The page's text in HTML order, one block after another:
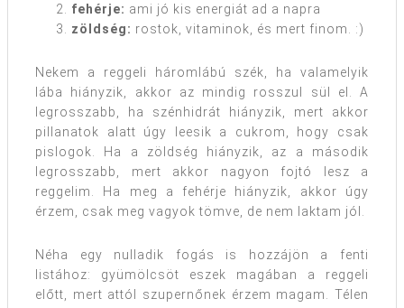
fehérje: ami jó kis energiát ad a napra
zöldség: rostok, vitaminok, és mert finom. :)
Nekem a reggeli háromlábú szék, ha valamelyik
lába hiányzik, akkor az mindig rosszul sül el. A
legrosszabb, ha szénhidrát hiányzik, mert akkor
pillanatok alatt úgy leesik a cukrom, hogy csak
pislogok. Ha a zöldség hiányzik, az a második
legrosszabb, mert akkor nagyon fojtó lesz a
reggelim. Ha meg a fehérje hiányzik, akkor úgy
érzem, csak meg vagyok tömve, de nem laktam jól.
Néha egy nulladik fogás is hozzájön a fenti
listához: gyümölcsöt eszek magában a reggeli
előtt, mert attól szupernőnek érzem magam. Télen